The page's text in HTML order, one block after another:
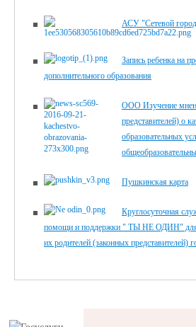
АСУ "Сетевой
Запись ребенка на
дополнительного образования
ООО Изучение
представителей) о
образовательных
Пушкинская карта
Круглосуточная
помощи и поддержки " ТЫ НЕ ОДИН" для
их родителей (законных представителей)